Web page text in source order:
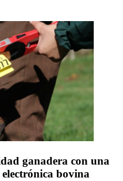
ganadera con una
bovina